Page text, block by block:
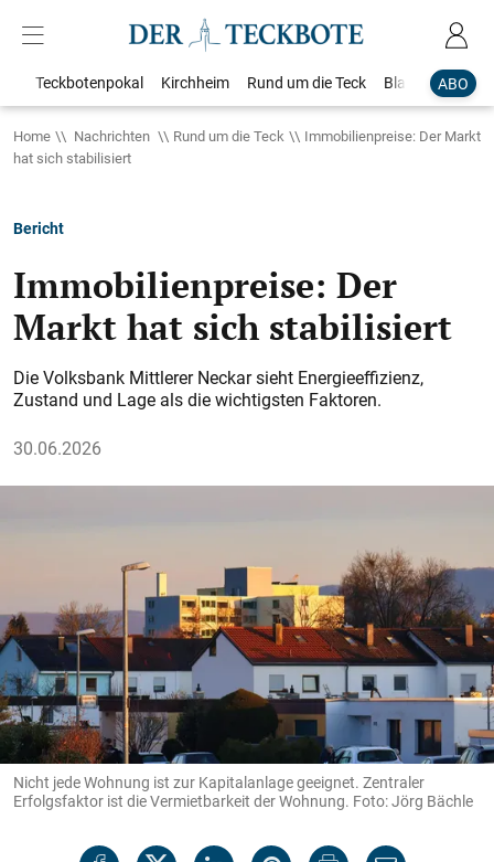
ABO
Teckbotenpokal Kirchheim Rund um die Teck Blaulicht
Home Nachrichten Rund um die Teck
Immobilienpreise: Der Markt
hat sich stabilisiert
Bericht
Immobilienpreise: Der
Markt hat sich stabilisiert
Die Volksbank Mittlerer Neckar sieht Energieeffizienz,
Zustand und Lage als die wichtigsten Faktoren.
30.06.2026
Nicht jede Wohnung ist zur Kapitalanlage geeignet. Zentraler
Erfolgsfaktor ist die Vermietbarkeit der Wohnung. Foto: Jörg Bächle